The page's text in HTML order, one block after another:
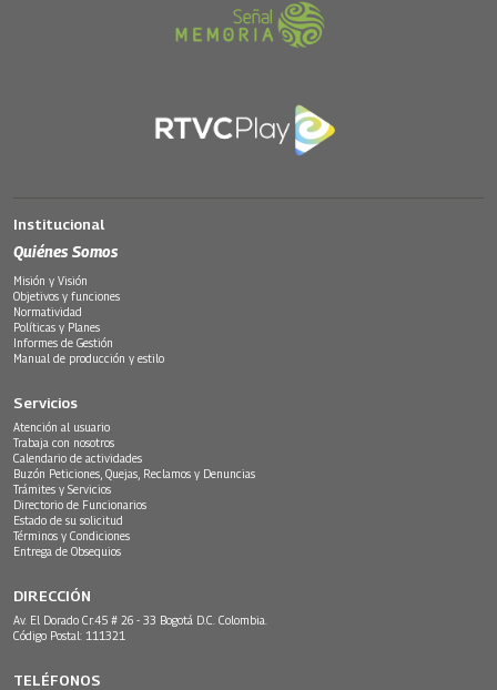
Institucional
Quiénes Somos
Misión y Visión
Objetivos y funciones
Normatividad
Políticas y Planes
Informes de Gestión
Manual de producción y estilo
Servicios
Atención al usuario
Trabaja con nosotros
Calendario de actividades
Buzón Peticiones, Quejas, Reclamos y Denuncias
Trámites y Servicios
Directorio de Funcionarios
Estado de su solicitud
Términos y Condiciones
Entrega de Obsequios
DIRECCIÓN
Av. El Dorado Cr.45 # 26 - 33 Bogotá D.C. Colombia.
Código Postal: 111321
TELÉFONOS